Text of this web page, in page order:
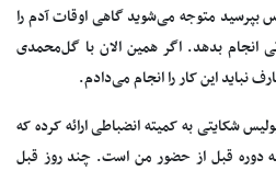
بپرسید متوجه می‌شوید گاهی اوقات آدم را
انجام بدهد. اگر همین الان با گل‌محمدی
نباید این کار را انجام می‌دادم.
شکایتی به کمیته انضباطی ارائه کرده که
دوره قبل از حضور من است. چند روز قبل